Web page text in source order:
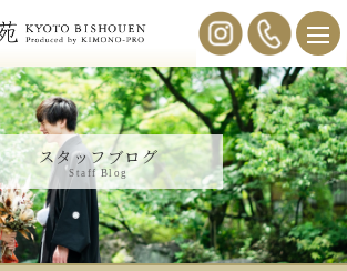
スタッフブログ
Staff Blog